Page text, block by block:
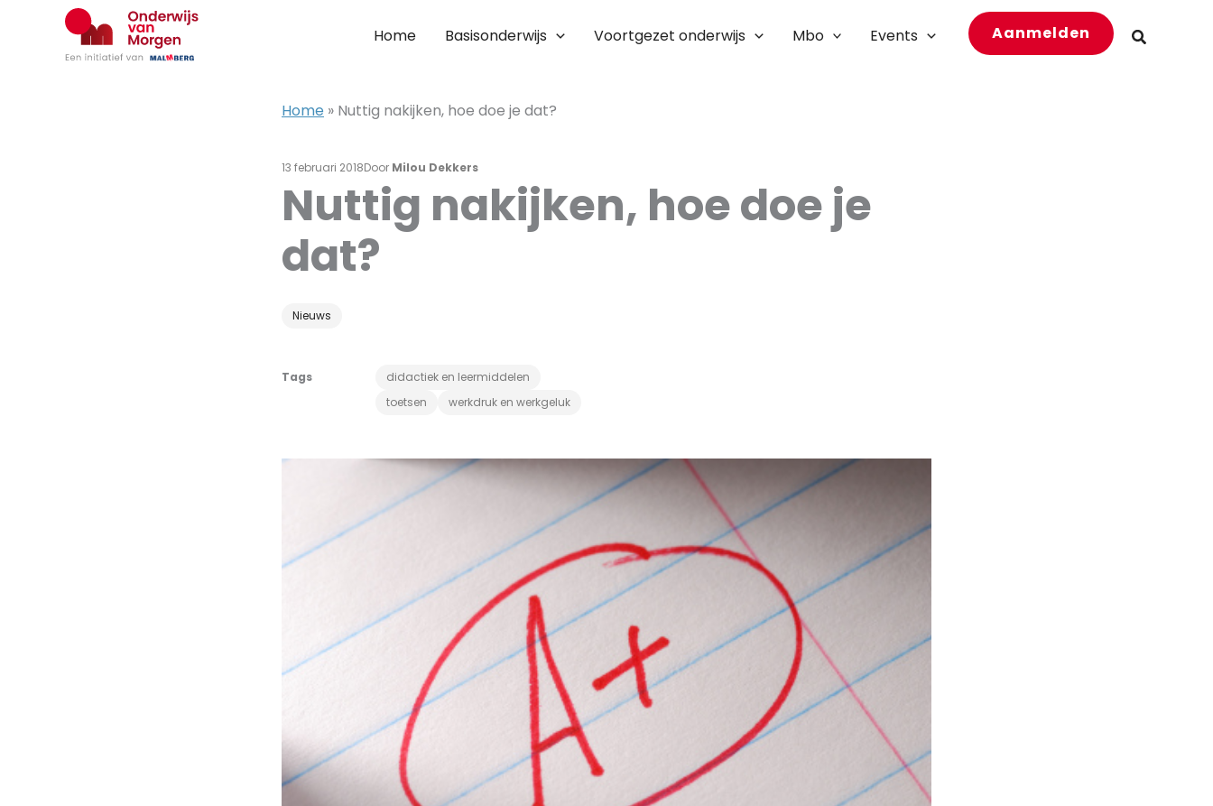
Home Basisonderwijs Voortgezet onderwijs Mbo Events Aanmelden Zoeken
Home » Nuttig nakijken, hoe doe je dat?
13 februari 2018Door Milou Dekkers
Nieuws
Tags
didactiek en leermiddelen
toetsen
werkdruk en werkgeluk
Nuttig nakijken, hoe doe je
dat?